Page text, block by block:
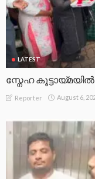
LATEST
സ്നേഹ
Reporter August 6,